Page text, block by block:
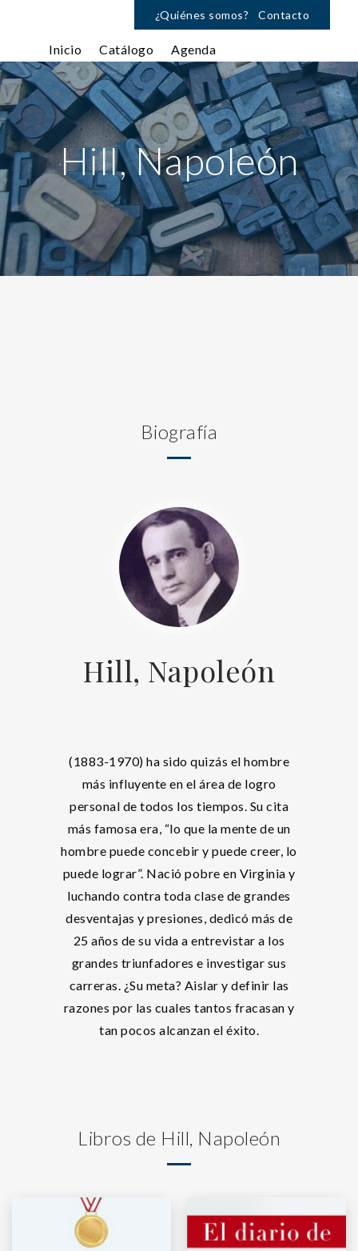
¿Quiénes somos? Contacto
Inicio Catálogo Agenda
Hill, Napoleón
Biografía
Hill, Napoleón
(1883-1970) ha sido quizás el hombre
más influyente en el área de logro
personal de todos los tiempos. Su cita
más famosa era, “lo que la mente de un
hombre puede concebir y puede creer, lo
puede lograr”. Nació pobre en Virginia y
luchando contra toda clase de grandes
desventajas y presiones, dedicó más de
25 años de su vida a entrevistar a los
grandes triunfadores e investigar sus
carreras. ¿Su meta? Aislar y definir las
razones por las cuales tantos fracasan y
tan pocos alcanzan el éxito.
Libros de Hill, Napoleón